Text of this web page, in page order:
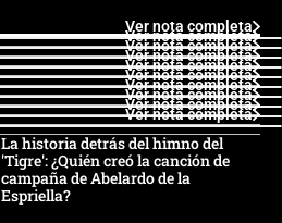
Ver nota completa
Ver nota completa
Ver nota completa
Ver nota completa
Ver nota completa
Ver nota completa
Ver nota completa
Ver nota completa
Ver nota completa
Ver nota completa
La historia detrás del himno del
'Tigre': ¿Quién creó la canción de
campaña de Abelardo de la
Espriella?